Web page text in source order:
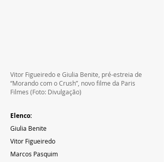
Vitor Figueiredo e Giulia Benite, pré-estreia de
“Morando com o Crush”, novo filme da Paris
Filmes (Foto: Divulgação)
Elenco:
Giulia Benite
Vitor Figueiredo
Marcos Pasquim